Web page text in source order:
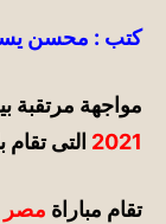
كتب : محسن
مواجهة مرتقبة
2021 التى تقام
تقام مباراة مصر